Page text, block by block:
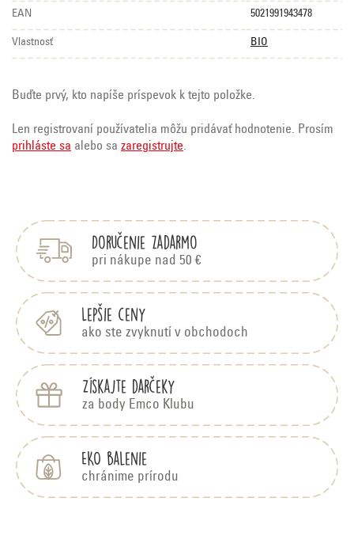
EAN 5021991943478
Vlastnosť BIO
Buďte prvý, kto napíše príspevok k tejto položke.
Len registrovaní používatelia môžu pridávať hodnotenie. Prosím
prihláste sa alebo sa zaregistrujte.
Doručenie zadarmo
pri nákupe nad 50 €
Lepšie ceny
ako ste zvyknutí v obchodoch
Získajte darčeky
za body Emco Klubu
EKO balenie
chránime prírodu